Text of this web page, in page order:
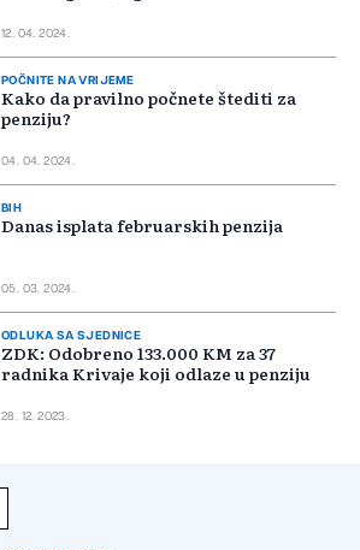
12. 04. 2024.
POČNITE NA VRIJEME
Kako da pravilno počnete štediti za
penziju?
04. 04. 2024.
BIH
Danas isplata februarskih penzija
05. 03. 2024.
ODLUKA SA SJEDNICE
ZDK: Odobreno 133.000 KM za 37
radnika Krivaje koji odlaze u penziju
28. 12. 2023.